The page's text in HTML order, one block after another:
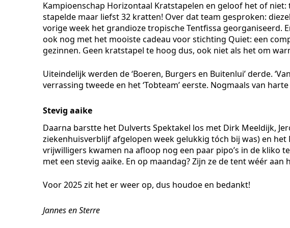
Kampioenschap Horizontaal Kratstapelen en geloof het of niet:
stapelde maar liefst 32 kratten! Over dat team gesproken:
vorige week het grandioze tropische Tentfissa georganiseerd.
ook nog met het mooiste cadeau voor stichting Quiet: een
gezinnen. Geen kratstapel te hoog dus, ook niet als het om
Uiteindelijk werden de ‘Boeren, Burgers en Buitenlui’ derde.
verrassing tweede en het ‘Tobteam’ eerste. Nogmaals van
Stevig aaike
Daarna barstte het Dulverts Spektakel los met Dirk Meeldijk,
ziekenhuisverblijf afgelopen week gelukkig tóch bij was) en het
vrijwilligers kwamen na afloop nog een paar pipo’s in de kliko
met een stevig aaike. En op maandag? Zijn ze de tent wéér
Voor 2025 zit het er weer op, dus houdoe en bedankt!
Jannes en Sterre